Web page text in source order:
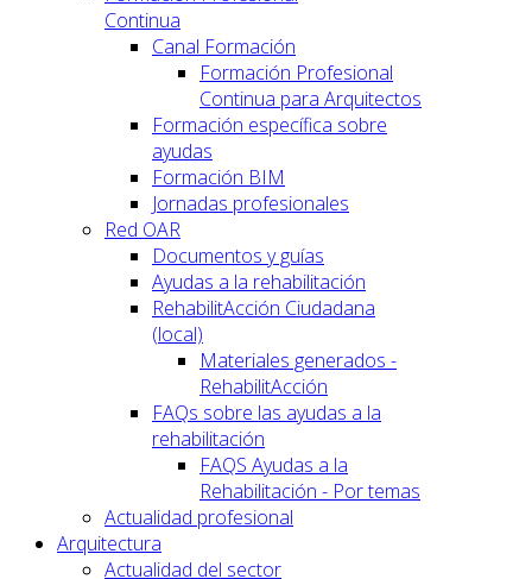
Continua
Canal Formación
Formación Profesional
Continua para Arquitectos
Formación específica sobre
ayudas
Formación BIM
Jornadas profesionales
Red OAR
Documentos y guías
Ayudas a la rehabilitación
RehabilitAcción Ciudadana
(local)
Materiales generados -
RehabilitAcción
FAQs sobre las ayudas a la
rehabilitación
FAQS Ayudas a la
Rehabilitación - Por temas
Actualidad profesional
Arquitectura
Actualidad del sector